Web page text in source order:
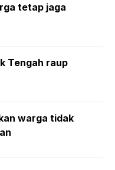
tetap jaga
Tengah raup
warga tidak